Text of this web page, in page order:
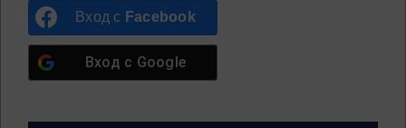
Вход с Facebook
Вход с Google